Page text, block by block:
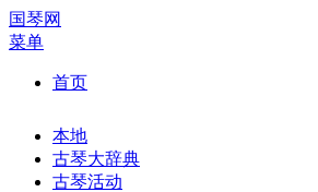
国琴网
菜单
首页
本地
古琴大辞典
古琴活动